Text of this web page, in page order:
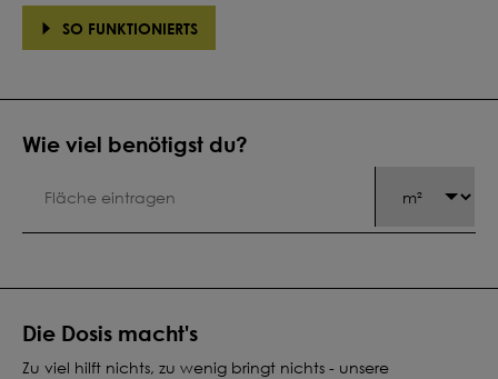
Wie viel benötigst du?
SO FUNKTIONIERTS
Die Dosis macht's
Zu viel hilft nichts, zu wenig bringt nichts - unsere